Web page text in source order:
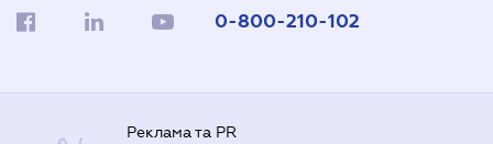
0-800-210-102
Реклама та PR